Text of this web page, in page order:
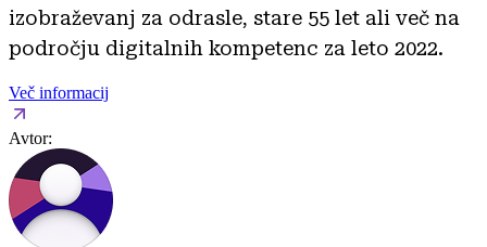
izobraževanj za odrasle, stare 55 let ali več na
področju digitalnih kompetenc za leto 2022.
Več informacij
Avtor: